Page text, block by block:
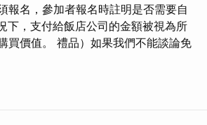
報名，參加者報名時註明是否需要自
下，支付給飯店公司的金額被視為所
買價值。 禮品）如果我們不能談論免